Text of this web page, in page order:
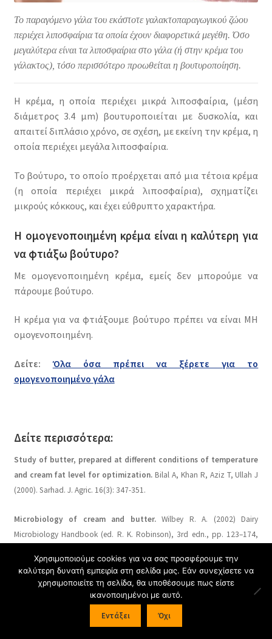
Το παραγόμενο γάλα του εκάστοτε γαλακτοπαραγωγικού ζώου
περιέχει λιποσφαίρια τα οποία έχουν διαφορετικά μεγέθη. Όσο
μεγαλύτερα είναι τα λιποσφαίρια στο γάλα (ή στην κρέμα του
γάλακτος), τόσο περισσότερο προωθείται η βουτυροποίηση.
Η κρέμα, η οποία περιέχει μικρά λιποσφαίρια, (μέση
διάμετρος 3.4 μm) βουτυροποιείται με δυσκολία, και
απαιτεί διπλάσιο χρόνο, σε σχέση, με εκείνη την κρέμα, η
οποία περιέχει μεγάλα λιποσφαίρια.
Το βούτυρο, το οποίο προέρχεται από μια τέτοια κρέμα
(η οποία περιέχει μικρά λιποσφαίρια), σχηματίζει
μικρούς κόκκους, και έχει εύθρυπτο χαρακτήρα.
Η ομογενοποιημένη κρέμα είναι η καλύτερη για
να φτιάξω βούτυρο?
Με ομογενοποιημένη κρέμα, εμείς δεν μπορούμε να
πάρουμε βούτυρο.
Η κρέμα για να φτιάξουμε βούτυρο πρέπει να είναι ΜΗ
ομογενοποιημένη.
Δείτε: Όλα όσα πρέπει να ξέρετε για το
ομογενοποιημένο γάλα
Δείτε περισσότερα:
Study of butter, prepared at different conditions of temperature
and cream fat level for optimization. Bilal A, Khan R, Aziz T, Ullah J
(2000). Sarhad. J. Agric. 16(3): 347-351.
Microbiology of cream and butter.Wilbey R. A. (2002) Dairy
Microbiology Handbook (ed. R. K. Robinson), 3rd edn., pp. 123–174,
Structure of butter. IV. Effect of modification of cream ripening
and fatty acid composition on the consistency of butter.
Schäffer,
Χρησιμοποιούμε cookies για να σας προσφέρουμε την
καλύτερη δυνατή εμπειρία στη σελίδα μας. Εάν συνεχίσετε να
χρησιμοποιείτε τη σελίδα, θα υποθέσουμε πως είστε
ικανοποιημένοι με αυτό.
Εντάξει Όχι